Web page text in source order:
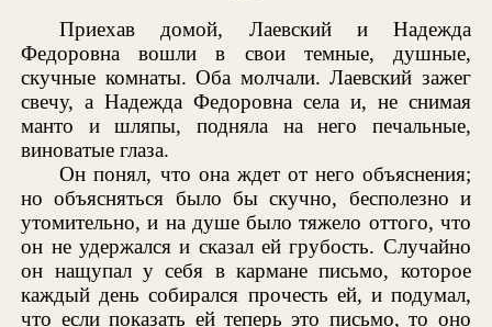
Приехав домой, Лаевский и Надежда
Федоровна вошли в свои темные, душные,
скучные комнаты. Оба молчали. Лаевский зажег
свечу, а Надежда Федоровна села и, не снимая
манто и шляпы, подняла на него печальные,
виноватые глаза.
Он понял, что она ждет от него объяснения;
но объясняться было бы скучно, бесполезно и
утомительно, и на душе было тяжело оттого, что
он не удержался и сказал ей грубость. Случайно
он нащупал у себя в кармане письмо, которое
каждый день собирался прочесть ей, и подумал,
что если показать ей теперь это письмо, то оно